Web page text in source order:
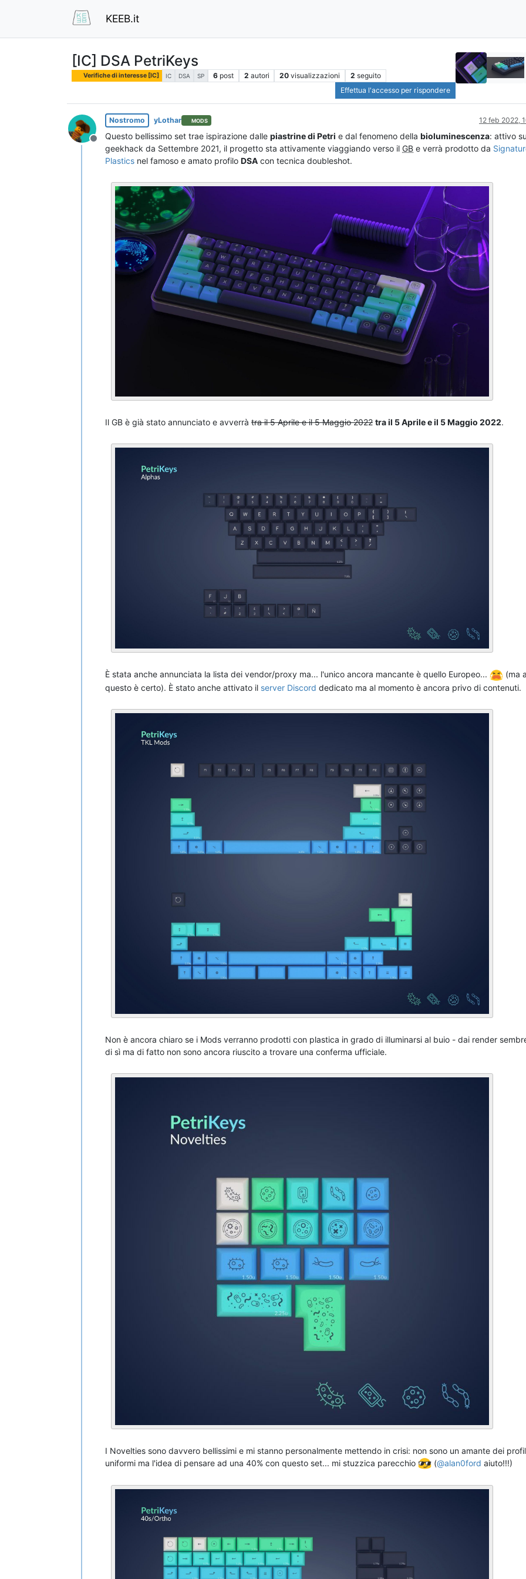
KEEB.it
[IC] DSA PetriKeys
Verifiche di interesse [IC] IC DSA SP 6 post 2 autori 20 visualizzazioni 2 seguito
Effettua l'accesso per rispondere
Non in linea
Nostromo yLothar MODS 12 feb 2022,
Questo bellissimo set trae ispirazione dalle piastrine di Petri e dal fenomeno della bioluminescenza: attivo su
geekhack da Settembre 2021, il progetto sta attivamente viaggiando verso il GB e verrà prodotto da
Plastics nel famoso e amato profilo DSA con tecnica doubleshot.
Il GB è già stato annunciato e avverrà tra il 5 Aprile e il 5 Maggio 2022 tra il 5 Aprile e il 5 Maggio 2022.
È stata anche annunciata la lista dei vendor/proxy ma... l'unico ancora mancante è quello Europeo...
(ma
questo è certo). È stato anche attivato il server Discord dedicato ma al momento è ancora privo di contenuti.
Non è ancora chiaro se i Mods verranno prodotti con plastica in grado di illuminarsi al buio - dai render
di sì ma di fatto non sono ancora riuscito a trovare una conferma ufficiale.
I Novelties sono davvero bellissimi e mi stanno personalmente mettendo in crisi: non sono un amante dei
uniformi ma l'idea di pensare ad una 40% con questo set... mi stuzzica parecchio
(@alan0ford aiuto!!!)